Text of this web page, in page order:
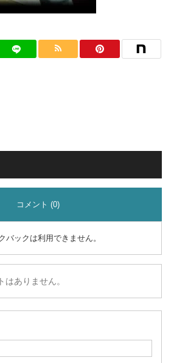
コメント (0)
バックは利用できません。
はありません。